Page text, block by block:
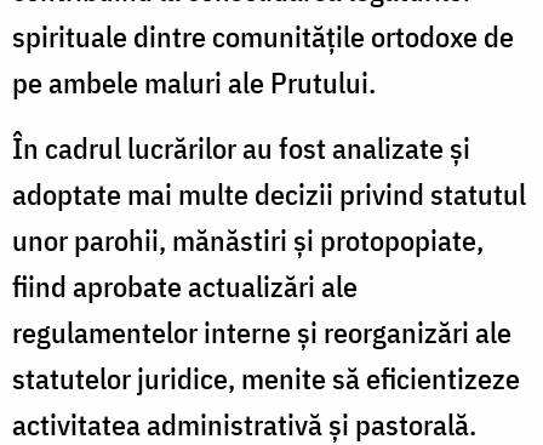
spirituale dintre comunitățile ortodoxe de
pe ambele maluri ale Prutului.
În cadrul lucrărilor au fost analizate și
adoptate mai multe decizii privind statutul
unor parohii, mănăstiri și protopopiate,
fiind aprobate actualizări ale
regulamentelor interne și reorganizări ale
statutelor juridice, menite să eficientizeze
activitatea administrativă și pastorală.